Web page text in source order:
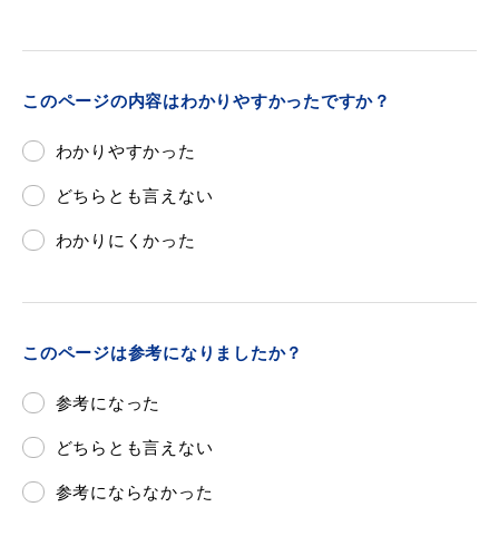
このページの内容はわかりやすかったですか？
わかりやすかった
どちらとも言えない
わかりにくかった
このページは参考になりましたか？
参考になった
どちらとも言えない
参考にならなかった